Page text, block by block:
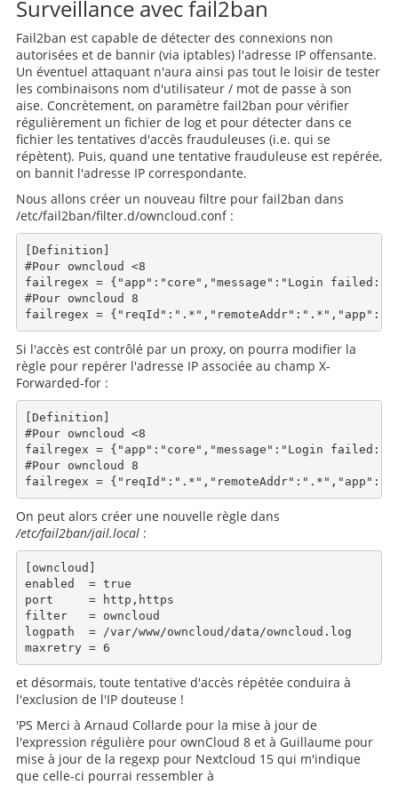
Surveillance avec fail2ban
Fail2ban est capable de détecter des connexions non
autorisées et de bannir (via iptables) l'adresse IP offensante.
Un éventuel attaquant n'aura ainsi pas tout le loisir de tester
les combinaisons nom d'utilisateur / mot de passe à son
aise. Concrètement, on paramètre fail2ban pour vérifier
régulièrement un fichier de log et pour détecter dans ce
fichier les tentatives d'accès frauduleuses (i.e. qui se
répètent). Puis, quand une tentative frauduleuse est repérée,
on bannit l'adresse IP correspondante.
Nous allons créer un nouveau filtre pour fail2ban dans
/etc/fail2ban/filter.d/owncloud.conf :
[Definition]
#Pour owncloud <8
failregex = {"app":"core","message":"Login
#Pour owncloud 8
Si l'accès est contrôlé par un proxy, on pourra modifier la
règle pour repérer l'adresse IP associée au champ X-
Forwarded-for :
[Definition]
#Pour owncloud <8
failregex = {"app":"core","message":"Login
#Pour owncloud 8
On peut alors créer une nouvelle règle dans
/etc/fail2ban/jail.local:
[owncloud]
enabled  = true
port     = http,https
filter   = owncloud
logpath  = /var/www/owncloud/data/owncloud.log
et désormais, toute tentative d'accès répétée conduira à
l'exclusion de l'IP douteuse !
'PS Merci à Arnaud Collarde pour la mise à jour de
l'expression régulière pour ownCloud 8 et à Guillaume pour
mise à jour de la regexp pour Nextcloud 15 qui m'indique
que celle-ci pourrai ressembler à